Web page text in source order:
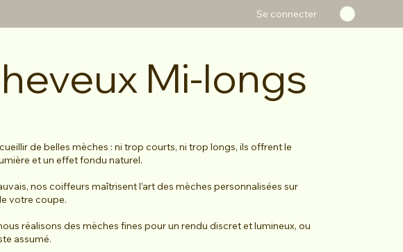
Se connecter
Mi-longs
de belles mèches : ni trop courts, ni trop longs, ils offrent le
et un effet fondu naturel.
nos coiffeurs maîtrisent l’art des mèches personnalisées sur
votre coupe.
réalisons des mèches fines pour un rendu discret et lumineux, ou
assumé.